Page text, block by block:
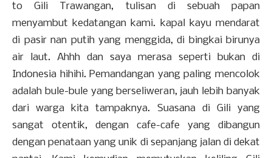
to Gili Trawangan, tulisan di sebuah papan
menyambut kedatangan kami. kapal kayu mendarat
di pasir nan putih yang menggida, di bingkai birunya
air laut. Ahhh dan saya merasa seperti bukan di
Indonesia hihihi. Pemandangan yang paling mencolok
adalah bule-bule yang berseliweran, jauh lebih banyak
dari warga kita tampaknya. Suasana di Gili yang
sangat otentik, dengan cafe-cafe yang dibangun
dengan penataan yang unik di sepanjang jalan di dekat